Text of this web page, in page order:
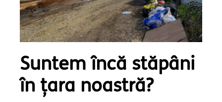
Suntem încă stăpâni
în țara noastră?